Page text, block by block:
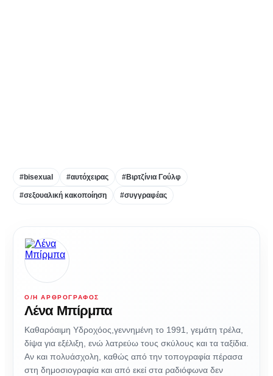
#bisexual #αυτόχειρας #Βιρτζίνια Γούλφ
#σεξουαλική κακοποίηση #συγγραφέας
Ο/Η ΑΡΘΡΟΓΡΆΦΟΣ
Λένα Μπίρμπα
Καθαρόαιμη Υδροχόος,γεννημένη το 1991, γεμάτη τρέλα,
δίψα για εξέλιξη, ενώ λατρεύω τους σκύλους και τα ταξίδια.
Αν και πολυάσχολη, καθώς από την τοπογραφία πέρασα
στη δημοσιογραφία και από εκεί στα ραδιόφωνα δεν